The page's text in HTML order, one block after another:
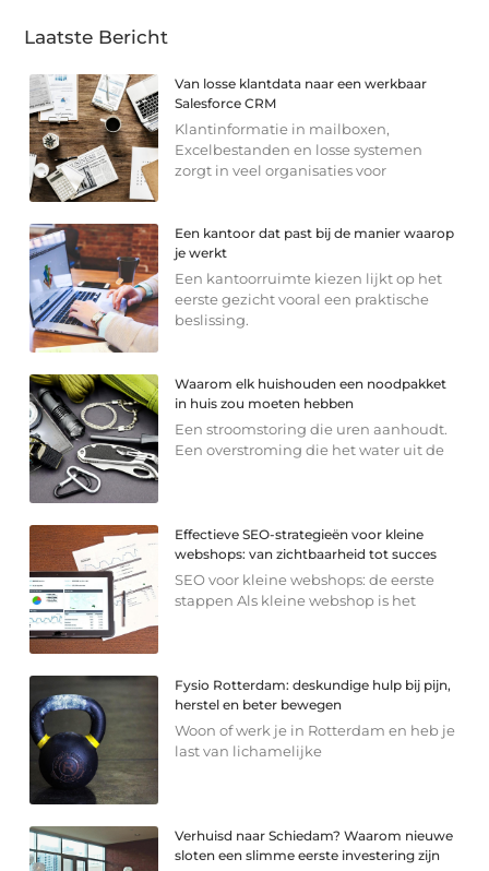
Laatste Bericht
Van losse klantdata naar een werkbaar
Salesforce CRM
Klantinformatie in mailboxen,
Excelbestanden en losse systemen
zorgt in veel organisaties voor
Een kantoor dat past bij de manier waarop
je werkt
Een kantoorruimte kiezen lijkt op het
eerste gezicht vooral een praktische
beslissing.
Waarom elk huishouden een noodpakket
in huis zou moeten hebben
Een stroomstoring die uren aanhoudt.
Een overstroming die het water uit de
Effectieve SEO-strategieën voor kleine
webshops: van zichtbaarheid tot succes
SEO voor kleine webshops: de eerste
stappen Als kleine webshop is het
Fysio Rotterdam: deskundige hulp bij pijn,
herstel en beter bewegen
Woon of werk je in Rotterdam en heb je
last van lichamelijke
Verhuisd naar Schiedam? Waarom nieuwe
sloten een slimme eerste investering zijn